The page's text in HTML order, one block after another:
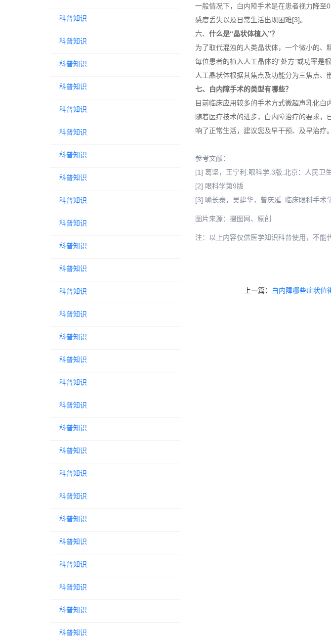
一般情况下，白内障手术是在患者视力降至
感度丢失以及日常生活出现困难[3]。
六、 什么是“晶状体植入”？
为了取代混浊的人类晶状体，一个微小的、
每位患者的植入人工晶体的“处方”或功率是
人工晶状体根据其焦点及功能分为三焦点、
七、白内障手术的类型有哪些？
目前临床应用较多的手术方式微超声乳化白
随着医疗技术的进步，白内障治疗的要求，
响了正常生活，建议您及早干预、及早治疗。
参考文献：
[1] 葛坚，王宁利.眼科学.3版.北京：人民卫
[2] 眼科学第9版
[3] 喻长泰，吴建华，曾庆延. 临床眼科手术
图片来源：摄图网、原创
注：以上内容仅供医学知识科普使用，不能
上一篇： 白内障哪些症状值
科普知识
科普知识
科普知识
科普知识
科普知识
科普知识
科普知识
科普知识
科普知识
科普知识
科普知识
科普知识
科普知识
科普知识
科普知识
科普知识
科普知识
科普知识
科普知识
科普知识
科普知识
科普知识
科普知识
科普知识
科普知识
科普知识
科普知识
科普知识